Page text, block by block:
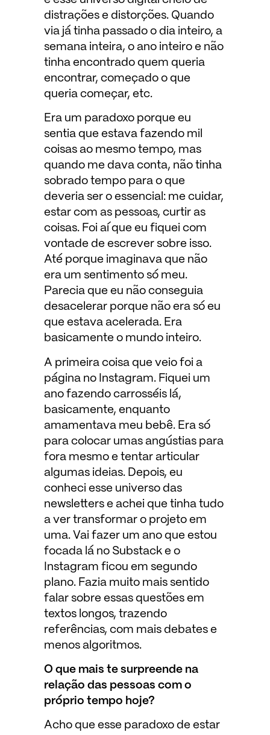
distrações e distorções. Quando
via já tinha passado o dia inteiro, a
semana inteira, o ano inteiro e não
tinha encontrado quem queria
encontrar, começado o que
queria começar, etc.
Era um paradoxo porque eu
sentia que estava fazendo mil
coisas ao mesmo tempo, mas
quando me dava conta, não tinha
sobrado tempo para o que
deveria ser o essencial: me cuidar,
estar com as pessoas, curtir as
coisas. Foi aí que eu fiquei com
vontade de escrever sobre isso.
Até porque imaginava que não
era um sentimento só meu.
Parecia que eu não conseguia
desacelerar porque não era só eu
que estava acelerada. Era
basicamente o mundo inteiro.
A primeira coisa que veio foi a
página no Instagram. Fiquei um
ano fazendo carrosséis lá,
basicamente, enquanto
amamentava meu bebê. Era só
para colocar umas angústias para
fora mesmo e tentar articular
algumas ideias. Depois, eu
conheci esse universo das
newsletters e achei que tinha tudo
a ver transformar o projeto em
uma. Vai fazer um ano que estou
focada lá no Substack e o
Instagram ficou em segundo
plano. Fazia muito mais sentido
falar sobre essas questões em
textos longos, trazendo
referências, com mais debates e
menos algoritmos.
O que mais te surpreende na
relação das pessoas com o
próprio tempo hoje?
Acho que esse paradoxo de estar